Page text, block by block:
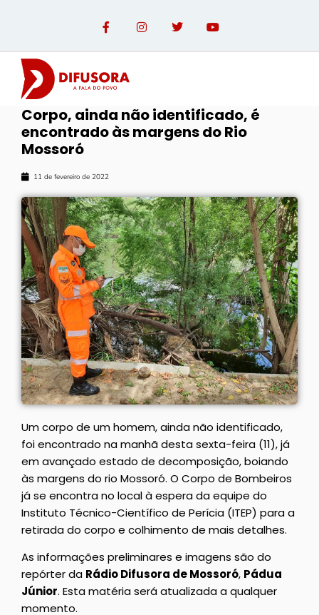
Corpo, ainda não identificado, é
encontrado às margens do Rio
Mossoró
11 de fevereiro de 2022
Um corpo de um homem, ainda não identificado,
foi encontrado na manhã desta sexta-feira (11), já
em avançado estado de decomposição, boiando
às margens do rio Mossoró. O Corpo de Bombeiros
já se encontra no local à espera da equipe do
Instituto Técnico-Científico de Perícia (ITEP) para a
retirada do corpo e colhimento de mais detalhes.
As informações preliminares e imagens são do
repórter da Rádio Difusora de Mossoró, Pádua
Júnior. Esta matéria será atualizada a qualquer
momento.